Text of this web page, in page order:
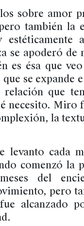
sobre amor
también la
estéticamente
se apoderó
es ésa que
que se
que
necesito. Miro
la
levanto cada
comenzó la
del
pero
alcanzado